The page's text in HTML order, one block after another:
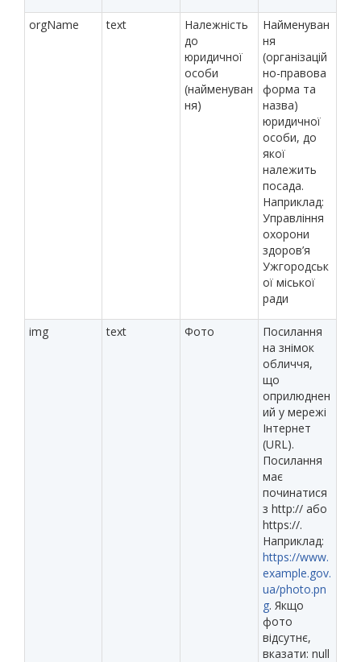
orgName text
Належність
до
юридичної
особи
(найменуван
ня)
Найменуван
ня
(організацій
но-правова
форма та
назва)
юридичної
особи, до
якої
належить
посада.
Наприклад:
Управління
охорони
здоров’я
Ужгородськ
ої міської
ради
img text Фото
Посилання
на знімок
обличчя,
що
оприлюднен
ий у мережі
Інтернет
(URL).
Посилання
має
починатися
з http:// або
https://.
Наприклад:
https://www.
example.gov.
ua/photo.pn
g. Якщо
фото
відсутнє,
вказати: null